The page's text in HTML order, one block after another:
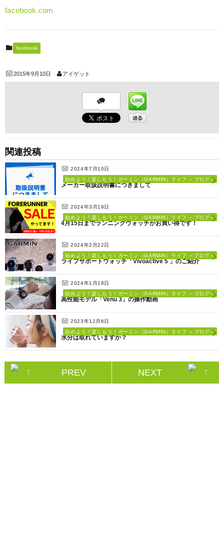
facebook.com
facebook
2015年9月10日 アイゲット
関連投稿
2024年7月10日
始めよう！楽しもう！ガーミン（GARMIN）ライフ ～ブログ～
メーカー取扱説明書につきまして
2024年3月19日
始めよう！楽しもう！ガーミン（GARMIN）ライフ ～ブログ～
4月15日までランニングウォッチがお買い得です！
2024年2月22日
始めよう！楽しもう！ガーミン（GARMIN）ライフ ～ブログ～
ライフサポートウォッチ「Vivoactive 5 」のご紹介
2024年1月18日
始めよう！楽しもう！ガーミン（GARMIN）ライフ ～ブログ～
高性能モデル「Venu 3」の操作動画
2023年12月6日
始めよう！楽しもう！ガーミン（GARMIN）ライフ ～ブログ～
水分は取れていますか？
PREV NEXT